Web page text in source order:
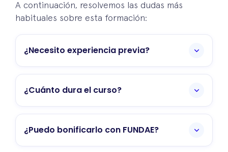
A continuación, resolvemos las dudas más
habituales sobre esta formación:
¿Necesito experiencia previa?
No, partimos desde un nivel introductorio
para que cualquier profesional pueda
empresarial.
¿Cuánto dura el curso?
La formación tiene una duración de 2 meses
con clases en streaming y ejercicios
¿Puedo bonificarlo con FUNDAE?